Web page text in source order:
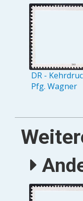
DR -
Pfg. Wagner